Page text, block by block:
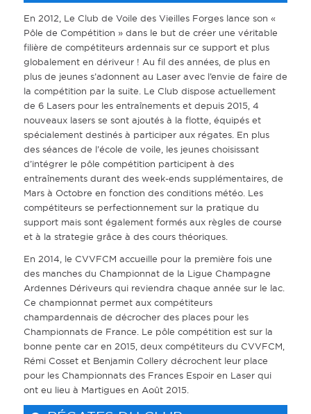
En 2012, Le Club de Voile des Vieilles Forges lance son «
Pôle de Compétition » dans le but de créer une véritable
filière de compétiteurs ardennais sur ce support et plus
globalement en dériveur ! Au fil des années, de plus en
plus de jeunes s’adonnent au Laser avec l’envie de faire de
la compétition par la suite. Le Club dispose actuellement
de 6 Lasers pour les entraînements et depuis 2015, 4
nouveaux lasers se sont ajoutés à la flotte, équipés et
spécialement destinés à participer aux régates. En plus
des séances de l’école de voile, les jeunes choisissant
d’intégrer le pôle compétition participent à des
entraînements durant des week-ends supplémentaires, de
Mars à Octobre en fonction des conditions météo. Les
compétiteurs se perfectionnement sur la pratique du
support mais sont également formés aux règles de course
et à la strategie grâce à des cours théoriques.
En 2014, le CVVFCM accueille pour la première fois une
des manches du Championnat de la Ligue Champagne
Ardennes Dériveurs qui reviendra chaque année sur le lac.
Ce championnat permet aux compétiteurs
champardennais de décrocher des places pour les
Championnats de France. Le pôle compétition est sur la
bonne pente car en 2015, deux compétiteurs du CVVFCM,
Rémi Cosset et Benjamin Collery décrochent leur place
pour les Championnats des Frances Espoir en Laser qui
ont eu lieu à Martigues en Août 2015.